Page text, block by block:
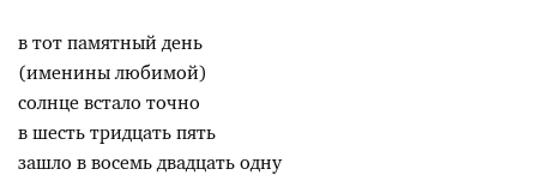
в тот памятный день
(именины любимой)
солнце встало точно
в шесть тридцать пять
зашло в восемь двадцать одну